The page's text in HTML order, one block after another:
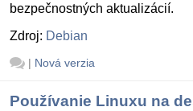
bezpečnostných aktualizácií.
Zdroj: Debian
| Nová verzia
Používanie Linuxu na